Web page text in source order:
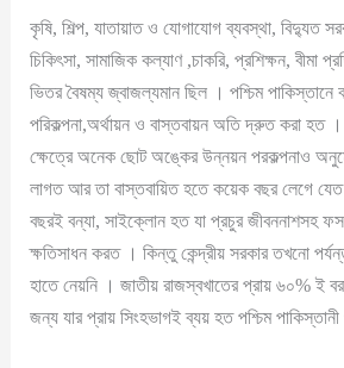
কৃষি, শিল্প, যাতায়াত ও যোগাযোগ ব্যবস্থা, বিদ্যুত
চিকিৎসা, সামাজিক কল্যাণ ,চাকরি, প্রশিক্ষন, বীমা
ভিতর বৈষম্য জ্বাজল্যমান ছিল । পশ্চিম
পরিকল্পনা,অর্থায়ন ও বাস্তবায়ন অতি দ্রুত করা হত ।
ক্ষেত্রে অনেক ছোট অঙ্কের উন্নয়ন পরকল্পনাও
লাগত আর তা বাস্তবায়িত হতে কয়েক বছর লেগে যেত
বছরই বন্যা, সাইক্লোন হত যা প্রচুর জীবননাশসহ
ক্ষতিসাধন করত । কিন্তু কেন্দ্রীয় সরকার তখনো
হাতে নেয়নি । জাতীয় রাজস্বখাতের প্রায় ৬০% ই
জন্য যার প্রায় সিংহভাগই ব্যয় হত পশ্চিম পাকিস্তানী